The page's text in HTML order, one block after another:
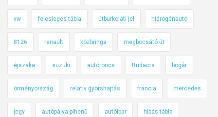
vw felesleges tábla útburkolati jel hidrogénautó
8126 renault közbringa megbocsátó út
éjszaka suzuki autóroncs Budaörs bogár
örményország relatív gyorshajtás francia mercedes
jegy autópálya-pihenő autóipar hibás tábla